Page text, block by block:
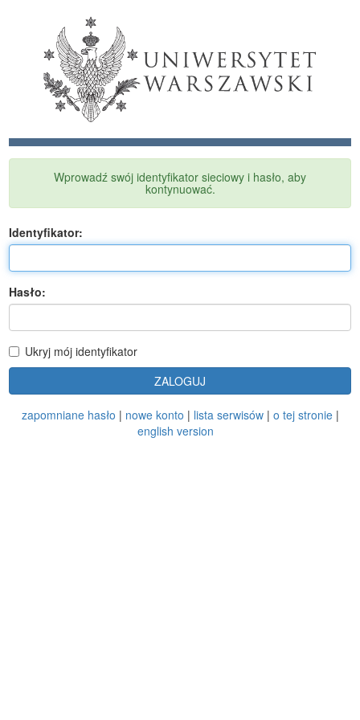
Wprowadź swój identyfikator sieciowy i hasło, aby
kontynuować.
Identyfikator:
Hasło:
Ukryj mój identyfikator
ZALOGUJ
zapomniane hasło | nowe konto | lista serwisów| o tej stronie|
english version